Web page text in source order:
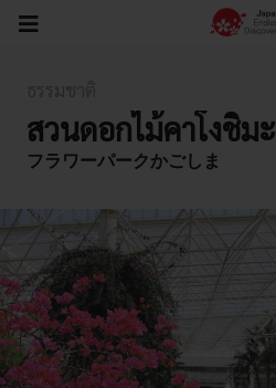
สวนดอกไม้คาโงชิมะ
フラワーパークかごしま